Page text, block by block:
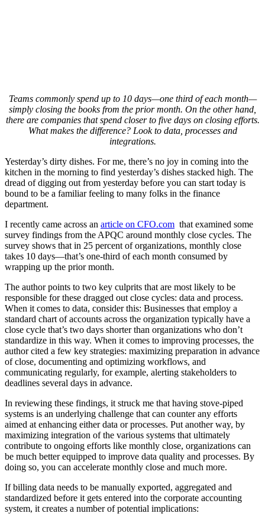
Teams commonly spend up to 10 days—one third of each month—
simply closing the books from the prior month. On the other hand,
there are companies that spend closer to five days on closing efforts.
What makes the difference? Look to data, processes and
integrations.
Yesterday’s dirty dishes. For me, there’s no joy in coming into the
kitchen in the morning to find yesterday’s dishes stacked high. The
dread of digging out from yesterday before you can start today is
bound to be a familiar feeling to many folks in the finance
department.
I recently came across an article on CFO.com that examined some
survey findings from the APQC around monthly close cycles. The
survey shows that in 25 percent of organizations, monthly close
takes 10 days—that’s one-third of each month consumed by
wrapping up the prior month.
The author points to two key culprits that are most likely to be
responsible for these dragged out close cycles: data and process.
When it comes to data, consider this: Businesses that employ a
standard chart of accounts across the organization typically have a
close cycle that’s two days shorter than organizations who don’t
standardize in this way. When it comes to improving processes, the
author cited a few key strategies: maximizing preparation in advance
of close, documenting and optimizing workflows, and
communicating regularly, for example, alerting stakeholders to
deadlines several days in advance.
In reviewing these findings, it struck me that having stove-piped
systems is an underlying challenge that can counter any efforts
aimed at enhancing either data or processes. Put another way, by
maximizing integration of the various systems that ultimately
contribute to ongoing efforts like monthly close, organizations can
be much better equipped to improve data quality and processes. By
doing so, you can accelerate monthly close and much more.
If billing data needs to be manually exported, aggregated and
standardized before it gets entered into the corporate accounting
system, it creates a number of potential implications: